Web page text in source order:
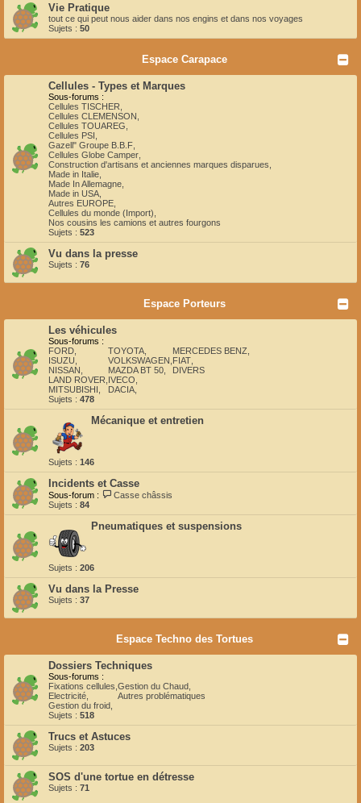
Vie Pratique
tout ce qui peut nous aider dans nos engins et dans nos voyages
Sujets : 50
Espace Carapace
Cellules - Types et Marques
Sous-forums :
Cellules TISCHER
Cellules CLEMENSON
Cellules TOUAREG
Cellules PSI
Gazell" Groupe B.B.F
Cellules Globe Camper
Construction d'artisans et anciennes marques disparues
Made in Italie
Made In Allemagne
Made in USA
Autres EUROPE
Cellules du monde (Import)
Nos cousins les camions et autres fourgons
Sujets : 523
Vu dans la presse
Sujets : 76
Espace Porteurs
Les véhicules
Sous-forums :
FORD
ISUZU
NISSAN
LAND ROVER
MITSUBISHI
TOYOTA
VOLKSWAGEN
MAZDA BT 50
IVECO
DACIA
MERCEDES BENZ
FIAT
DIVERS
Sujets : 478
Mécanique et entretien
Sujets : 146
Incidents et Casse
Sous-forum :
Casse châssis
Sujets : 84
Pneumatiques et suspensions
Sujets : 206
Vu dans la Presse
Sujets : 37
Espace Techno des Tortues
Dossiers Techniques
Sous-forums :
Fixations cellules
Electricité
Gestion du froid
Gestion du Chaud
Autres problématiques
Sujets : 518
Trucs et Astuces
Sujets : 203
SOS d'une tortue en détresse
Sujets : 71